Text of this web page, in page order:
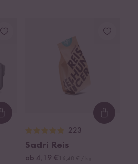
Loading...
223
Sadri Reis
ab 4,19 €